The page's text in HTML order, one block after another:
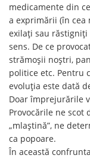
medicamente din
a exprimării (în cea
exilați sau
sens. De ce
strămoșii noștri,
politice etc. Pentru
evoluția este dată
Doar împrejurările
Provocările ne scot
„mlaștină”, ne
ca popoare.
În această